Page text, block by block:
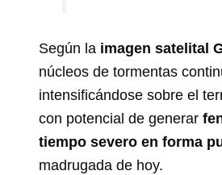
Según la imagen satelital
núcleos de tormentas
intensificándose sobre el
con potencial de generar
tiempo severo en forma
madrugada de hoy.